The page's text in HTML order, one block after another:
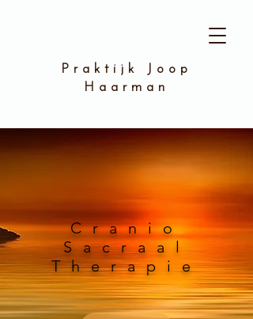
Praktijk Joop
Haarman
Cranio
Sacraal
Therapie